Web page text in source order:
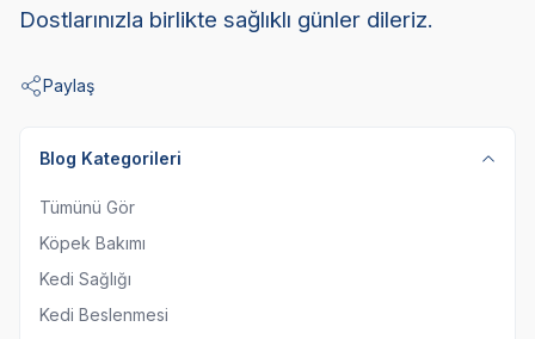
Dostlarınızla birlikte sağlıklı günler dileriz.
Paylaş
Blog Kategorileri
Tümünü Gör
Köpek Bakımı
Kedi Sağlığı
Kedi Beslenmesi